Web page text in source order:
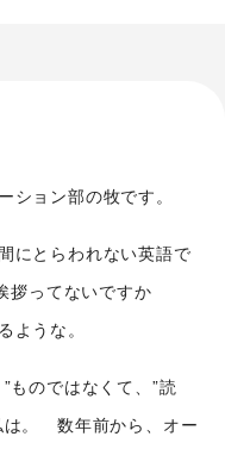
ション部の牧です。
にとらわれない英語で
拶ってないですか
うな。
ものではなくて、”読
。 数年前から、 オー